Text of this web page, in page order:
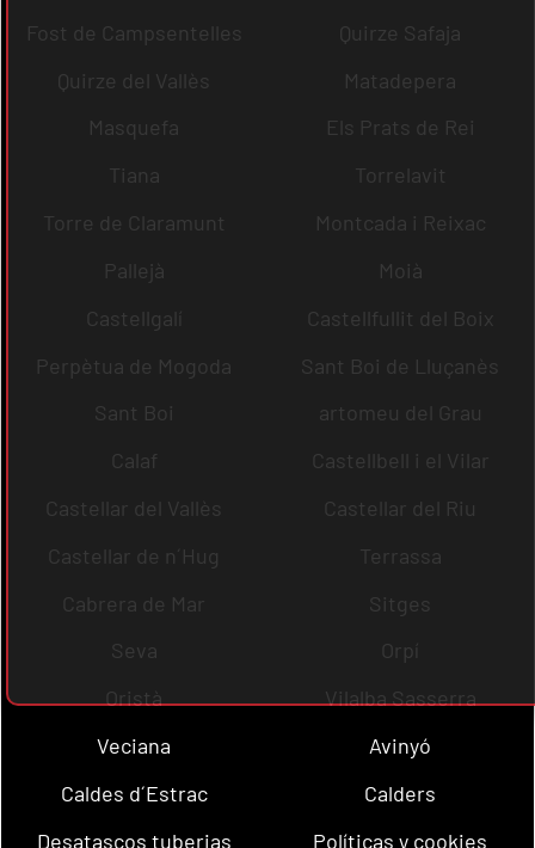
Fost de Campsentelles
Quirze Safaja
Quirze del Vallès
Matadepera
Masquefa
Els Prats de Rei
Tiana
Torrelavit
Torre de Claramunt
Montcada i Reixac
Pallejà
Moià
Castellgalí
Castellfullit del Boix
Perpètua de Mogoda
Sant Boi de Lluçanès
Sant Boi
artomeu del Grau
Calaf
Castellbell i el Vilar
Castellar del Vallès
Castellar del Riu
Castellar de n´Hug
Terrassa
Cabrera de Mar
Sitges
Seva
Orpí
Oristà
Vilalba Sasserra
Veciana
Avinyó
Caldes d´Estrac
Calders
Desatascos tuberias
Políticas y cookies